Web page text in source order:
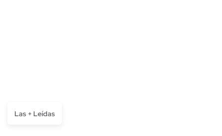
Las + Leídas